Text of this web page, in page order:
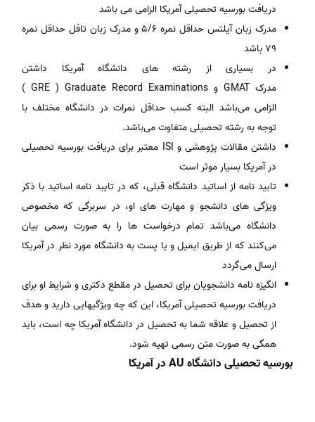
دریافت بورسیه تحصیلی آمریکا الزامی می­ باشد
مدرک زبان آیلتس حداقل نمره 5/6 و مدرک زبان تافل حداقل نمره
79 باشد
در بسیاری از رشته­ های دانشگاه آمریکا داشتن
مدرک GMAT و GRE ) Graduate Record Examinations )
الزامی می‌باشد البته کسب حداقل نمرات در دانشگاه مختلف با
توجه به رشته تحصیلی متفاوت می‌باشد.
داشتن مقالات پژوهشی و ISI معتبر برای دریافت بورسیه تحصیلی
در آمریکا بسیار موثر است
تایید نامه از اساتید دانشگاه قبلی، که در تایید نامه اساتید با ذکر
ویژگی­ های دانشجو و مهارت­ های او، در سربرگی که مخصوص
دانشگاه می‌باشد تمام درخواست­ ها را به صورت رسمی بیان
می‌کنند که از طریق ایمیل و یا پست به دانشگاه مورد نظر در آمریکا
ارسال می‌گردد
انگیزه نامه دانشجویان برای تحصیل در مقطع دکتری و شرایط او برای
دریافت بورسیه تحصیلی آمریکا، این که چه ویژگی­هایی دارید و هدف
از تحصیل و علاقه شما به تحصیل در دانشگاه آمریکا چه است، باید
همگی به صورت متن رسمی تهیه شود.
بورسیه تحصیلی دانشگاه AU در آمریکا